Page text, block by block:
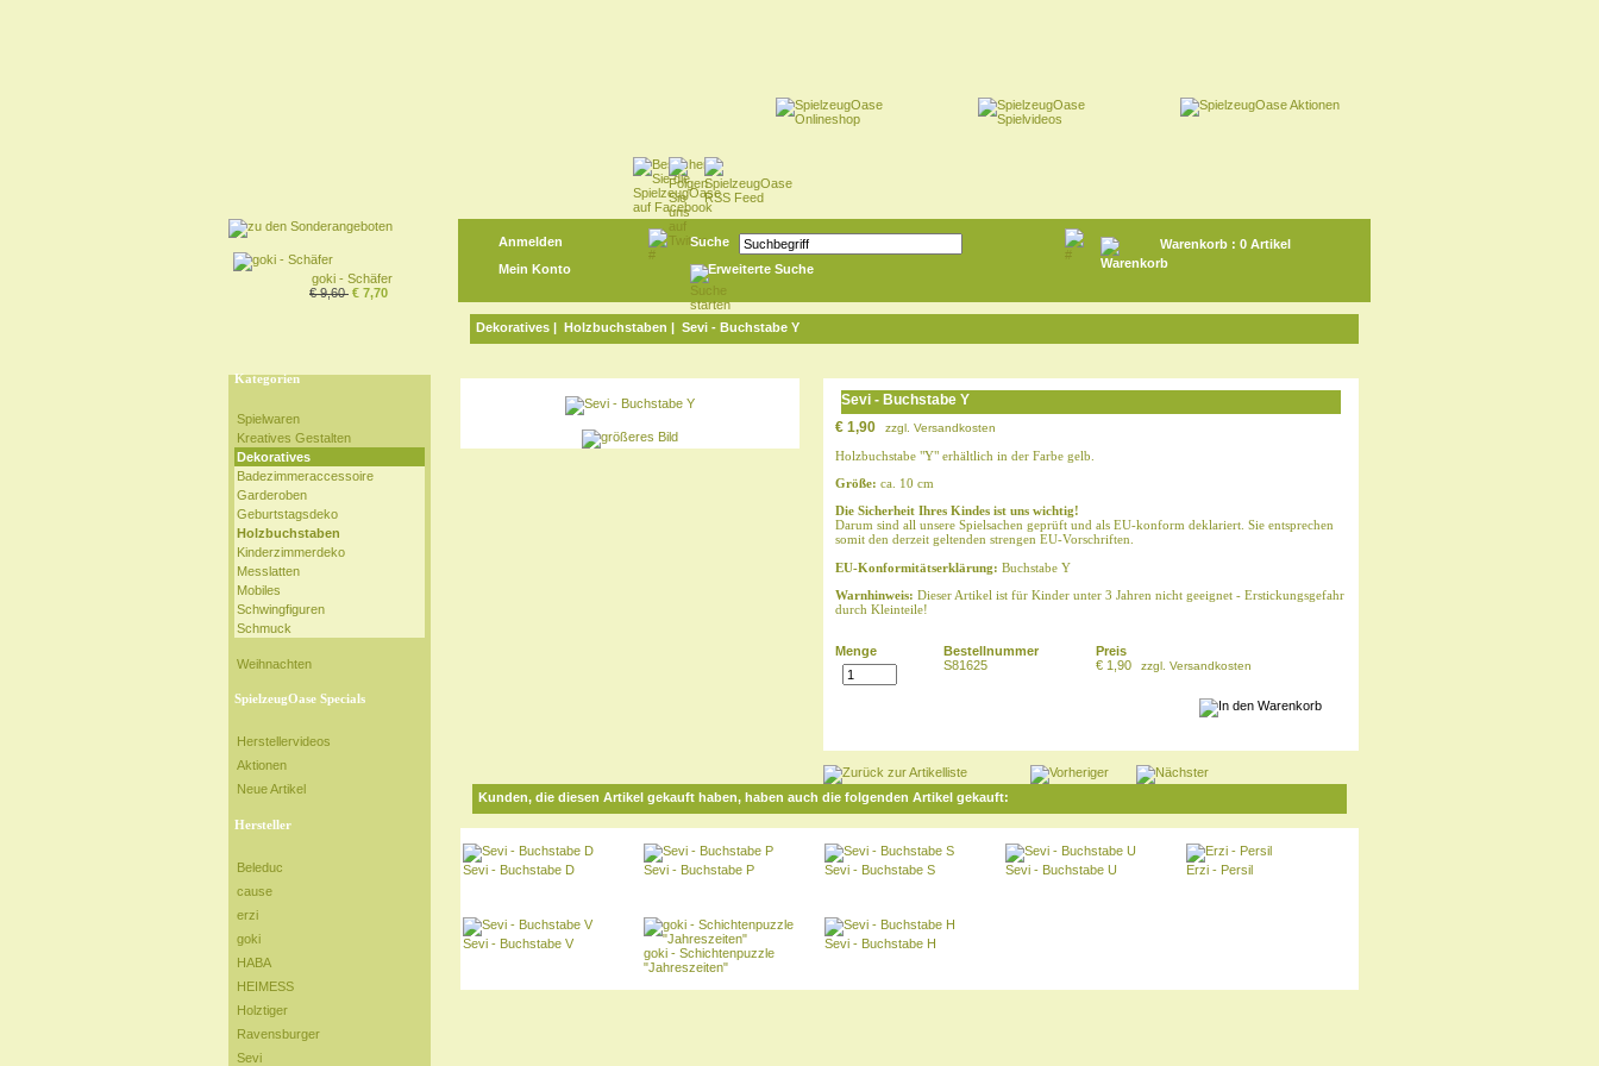
goki - Schäfer
€ 9,60 € 7,70
Anmelden
Mein Konto
Suche
Erweiterte Suche
Warenkorb : 0 Artikel
Dekoratives | Holzbuchstaben | Sevi - Buchstabe Y
Kategorien
Spielwaren
Kreatives Gestalten
Dekoratives
Badezimmeraccessoire
Garderoben
Geburtstagsdeko
Holzbuchstaben
Kinderzimmerdeko
Messlatten
Mobiles
Schwingfiguren
Schmuck
Weihnachten
SpielzeugOase Specials
Herstellervideos
Aktionen
Neue Artikel
Hersteller
Beleduc
cause
erzi
goki
HABA
HEIMESS
Holztiger
Ravensburger
Sevi
Sevi - Buchstabe Y
€ 1,90
zzgl. Versandkosten
Holzbuchstabe "Y" erhältlich in der Farbe gelb.
Größe: ca. 10 cm
Die Sicherheit Ihres Kindes ist uns wichtig!
Darum sind all unsere Spielsachen geprüft und als EU-konform deklariert. Sie entsprechen
somit den derzeit geltenden strengen EU-Vorschriften.
EU-Konformitätserklärung: Buchstabe Y
Warnhinweis: Dieser Artikel ist für Kinder unter 3 Jahren nicht geeignet - Erstickungsgefahr
durch Kleinteile!
Menge
Bestellnummer
S81625
Preis
€ 1,90
zzgl. Versandkosten
Kunden, die diesen Artikel gekauft haben, haben auch die folgenden Artikel gekauft:
Sevi - Buchstabe D Sevi - Buchstabe P Sevi - Buchstabe S Sevi - Buchstabe U Erzi - Persil
Sevi - Buchstabe V
goki - Schichtenpuzzle
"Jahreszeiten"
Sevi - Buchstabe H